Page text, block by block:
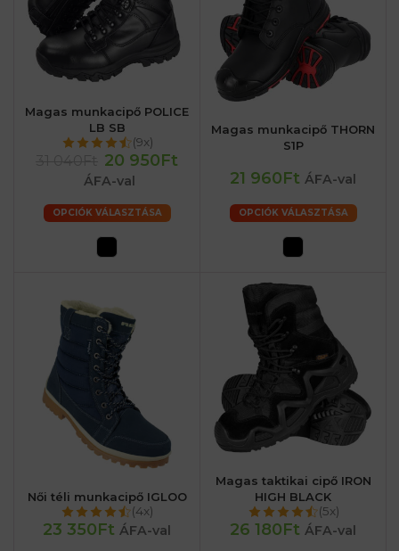
Magas munkacipő POLICE
LB SB
(9x)
20 950Ft
ÁFA-val
OPCIÓK VÁLASZTÁSA
Magas munkacipő THORN
S1P
21 960Ft ÁFA-val
OPCIÓK VÁLASZTÁSA
Női téli munkacipő IGLOO
(4x)
23 350Ft ÁFA-val
Magas taktikai cipő IRON
HIGH BLACK
(5x)
26 180Ft ÁFA-val